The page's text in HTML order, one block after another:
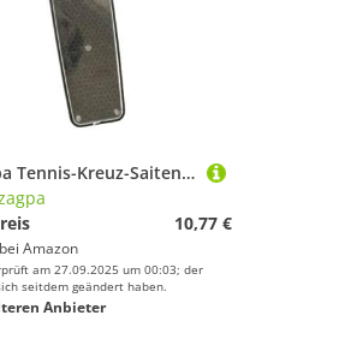
Uqezagpa Tennis-Kreuz-Saitensicherer, Schlösser, Tennis-Stoßdämpfer, Schlösser, Kreuze, Ersatzschutz zum Schutz von Schlägern, Squash
10,77 €
Amazon
am 27.09.2025 um 00:03; der
seitdem geändert haben.
Anbieter